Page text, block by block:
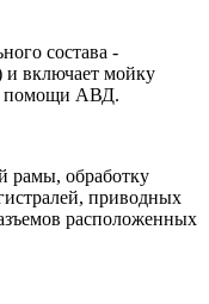
состава -
и включает мойку
помощи АВД.
рамы, обработку
приводных
расположенных